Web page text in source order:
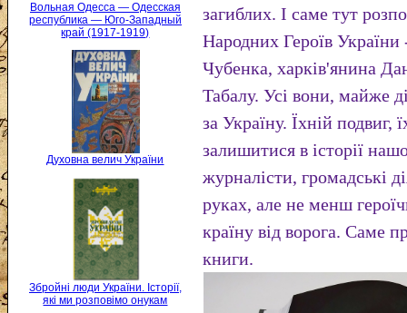
Вольная Одесса — Одесская
республика — Юго-Западный
край (1917-1919)
Духовна велич України
Збройні люди України. Історії,
які ми розповімо онукам
загиблих. І саме тут
Народних Героїв
Чубенка, харків'янина
Табалу. Усі вони, майже
за Україну. Їхній
залишитися в історії
журналісти, громадські
руках, але не менш
країну від ворога. Саме
книги.